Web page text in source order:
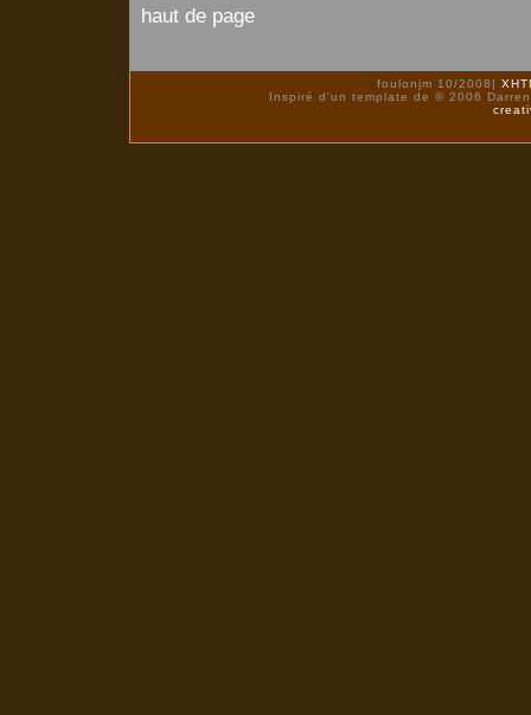
haut de page
foulonjm 10/2008|
Inspiré d'un template de © 2006